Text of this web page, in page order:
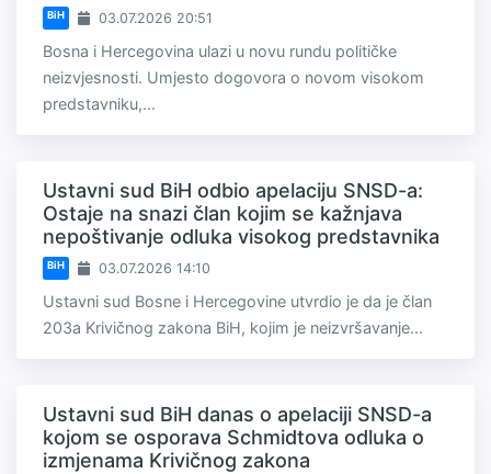
BiH 03.07.2026 20:51
Bosna i Hercegovina ulazi u novu rundu političke
neizvjesnosti. Umjesto dogovora o novom visokom
predstavniku,...
Ustavni sud BiH odbio apelaciju SNSD-a:
Ostaje na snazi član kojim se kažnjava
nepoštivanje odluka visokog predstavnika
BiH 03.07.2026 14:10
Ustavni sud Bosne i Hercegovine utvrdio je da je član
203a Krivičnog zakona BiH, kojim je neizvršavanje...
Ustavni sud BiH danas o apelaciji SNSD-a
kojom se osporava Schmidtova odluka o
izmjenama Krivičnog zakona